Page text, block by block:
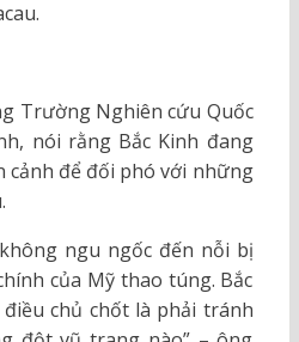
Trường Nghiên cứu Quốc
nói rằng Bắc Kinh đang
cảnh để đối phó với những
ngu ngốc đến nỗi bị
của Mỹ thao túng. Bắc
chủ chốt là phải tránh